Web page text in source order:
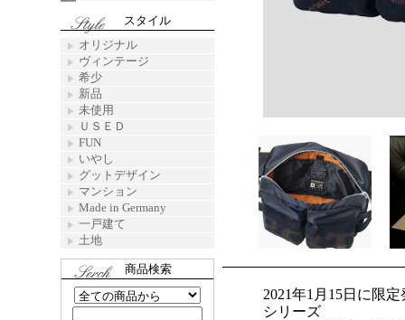
2021年1月15日に限
シリーズ
スタイル
オリジナル
ヴィンテージ
希少
新品
未使用
ＵＳＥＤ
FUN
いやし
グットデザイン
マンション
Made in Germany
一戸建て
土地
商品検索